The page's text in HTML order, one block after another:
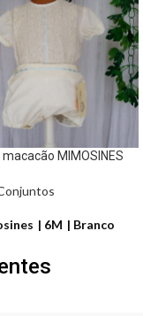
MIMOSINES
6M Branco